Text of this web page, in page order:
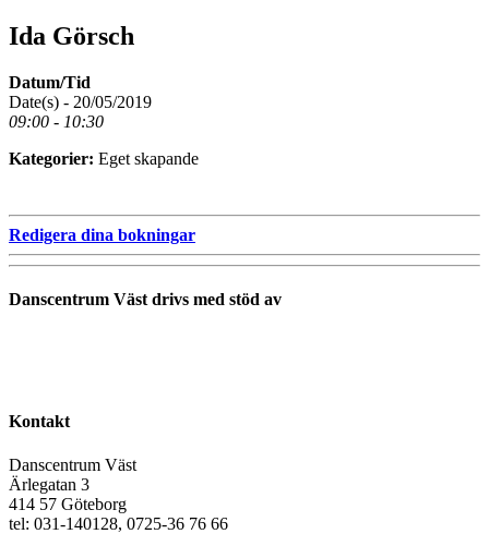
Ida Görsch
Datum/Tid
Date(s) - 20/05/2019
09:00 - 10:30
Kategorier: Eget skapande
Redigera dina bokningar
Danscentrum Väst drivs med stöd av
Kontakt
Danscentrum Väst
Ärlegatan 3
414 57 Göteborg
tel: 031-140128, 0725-36 76 66